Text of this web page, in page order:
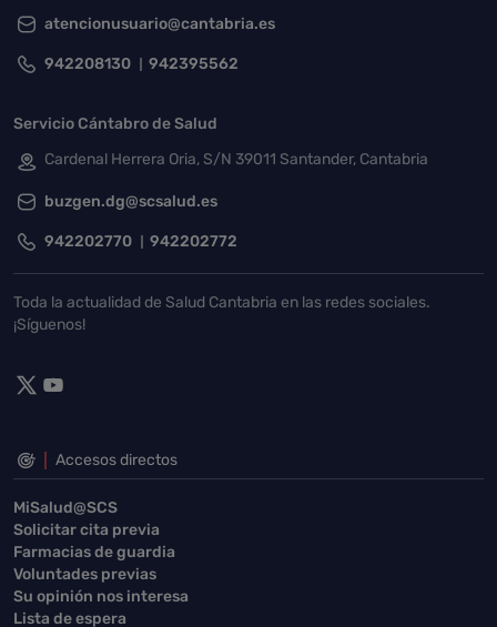
atencionusuario@cantabria.es
942208130 942395562
Servicio Cántabro de Salud
Cardenal Herrera Oria, S/N 39011 Santander, Cantabria
buzgen.dg@scsalud.es
942202770 942202772
Toda la actualidad de Salud Cantabria en las redes sociales.
¡Síguenos!
Accesos directos
MiSalud@SCS
Solicitar cita previa
Farmacias de guardia
Voluntades previas
Su opinión nos interesa
Lista de espera